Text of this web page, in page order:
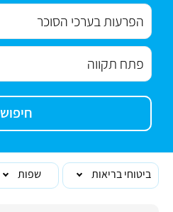
חיפוש
ביטוחי בריאות שפות